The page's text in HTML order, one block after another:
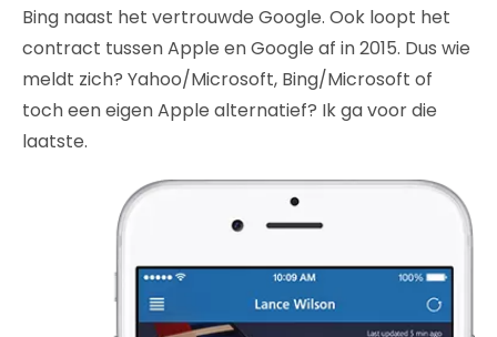
Bing naast het vertrouwde Google. Ook loopt het
contract tussen Apple en Google af in 2015. Dus wie
meldt zich? Yahoo/Microsoft, Bing/Microsoft of
toch een eigen Apple alternatief? Ik ga voor die
laatste.